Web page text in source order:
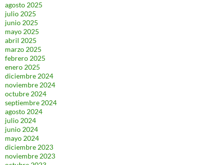
agosto 2025
julio 2025
junio 2025
mayo 2025
abril 2025
marzo 2025
febrero 2025
enero 2025
diciembre 2024
noviembre 2024
octubre 2024
septiembre 2024
agosto 2024
julio 2024
junio 2024
mayo 2024
diciembre 2023
noviembre 2023